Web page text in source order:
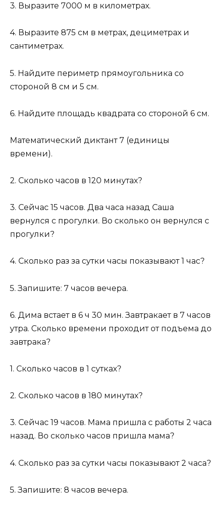
3. Выразите 7000 м в километрах.
4. Выразите 875 см в метрах, дециметрах и
сантиметрах.
5. Найдите периметр прямоугольника со
стороной 8 см и 5 см.
6. Найдите площадь квадрата со стороной 6 см.
Математический диктант 7 (единицы
времени).
2. Сколько часов в 120 минутах?
3. Сейчас 15 часов. Два часа назад Саша
вернулся с прогулки. Во сколько он вернулся с
прогулки?
4. Сколько раз за сутки часы показывают 1 час?
5. Запишите: 7 часов вечера.
6. Дима встает в 6 ч 30 мин. Завтракает в 7 часов
утра. Сколько времени проходит от подъема до
завтрака?
1. Сколько часов в 1 сутках?
2. Сколько часов в 180 минутах?
3. Сейчас 19 часов. Мама пришла с работы 2 часа
назад. Во сколько часов пришла мама?
4. Сколько раз за сутки часы показывают 2 часа?
5. Запишите: 8 часов вечера.